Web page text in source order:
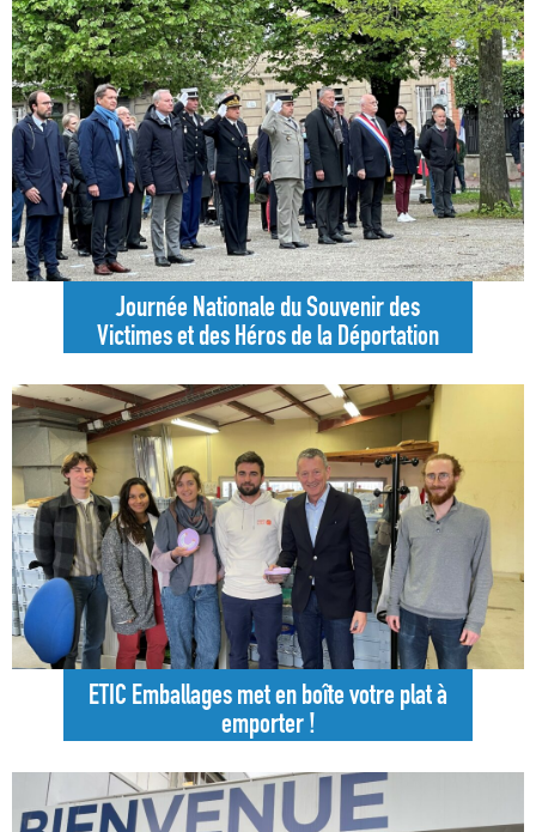
Journée Nationale du Souvenir des
Victimes et des Héros de la Déportation
ETIC Emballages met en boîte votre plat à
emporter !